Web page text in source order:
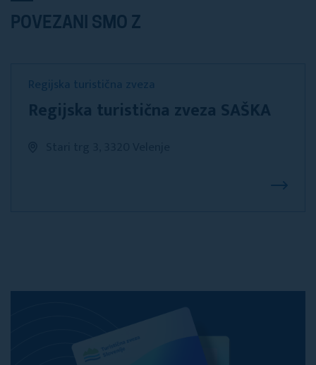
POVEZANI SMO Z
Regijska turistična zveza
Regijska turistična zveza SAŠKA